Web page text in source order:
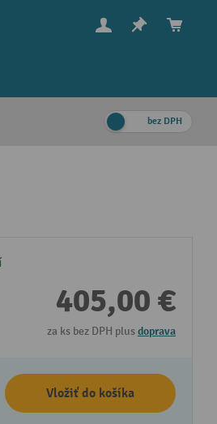
bez DPH
405,00 €
za ks bez DPH plusdoprava
Vložiť do košíka